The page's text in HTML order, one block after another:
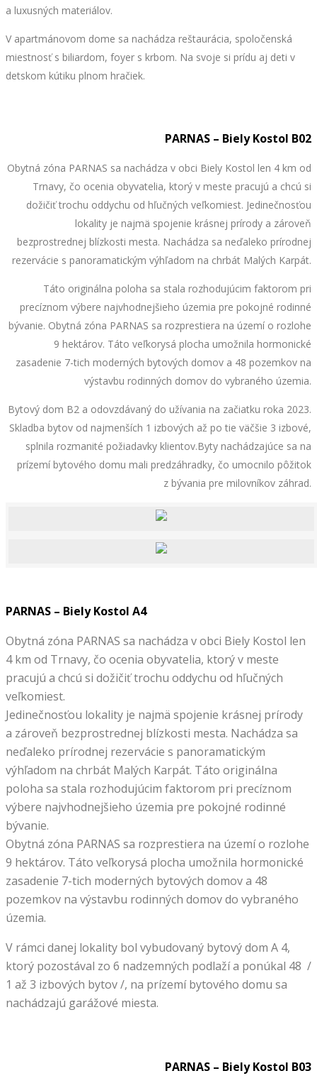
a luxusných materiálov.
V apartmánovom dome sa nachádza reštaurácia, spoločenská
miestnosť s biliardom, foyer s krbom. Na svoje si prídu aj deti v
detskom kútiku plnom hračiek.
PARNAS – Biely Kostol B02
Obytná zóna PARNAS sa nachádza v obci Biely Kostol len 4 km od
Trnavy, čo ocenia obyvatelia, ktorý v meste pracujú a chcú si
dožičiť trochu oddychu od hľučných veľkomiest. Jedinečnosťou
lokality je najmä spojenie krásnej prírody a zároveň
bezprostrednej blízkosti mesta. Nachádza sa neďaleko prírodnej
rezervácie s panoramatickým výhľadom na chrbát Malých Karpát.
Táto originálna poloha sa stala rozhodujúcim faktorom pri
precíznom výbere najvhodnejšieho územia pre pokojné rodinné
bývanie. Obytná zóna PARNAS sa rozprestiera na území o rozlohe
9 hektárov. Táto veľkorysá plocha umožnila hormonické
zasadenie 7-tich moderných bytových domov a 48 pozemkov na
výstavbu rodinných domov do vybraného územia.
Bytový dom B2 a odovzdávaný do užívania na začiatku roka 2023.
Skladba bytov od najmenších 1 izbových až po tie väčšie 3 izbové,
splnila rozmanité požiadavky klientov.Byty nachádzajúce sa na
prízemí bytového domu mali predzáhradky, čo umocnilo pôžitok
z bývania pre milovníkov záhrad.
PARNAS – Biely Kostol A4
Obytná zóna PARNAS sa nachádza v obci Biely Kostol len
4 km od Trnavy, čo ocenia obyvatelia, ktorý v meste
pracujú a chcú si dožičiť trochu oddychu od hľučných
veľkomiest.
Jedinečnosťou lokality je najmä spojenie krásnej prírody
a zároveň bezprostrednej blízkosti mesta. Nachádza sa
neďaleko prírodnej rezervácie s panoramatickým
výhľadom na chrbát Malých Karpát. Táto originálna
poloha sa stala rozhodujúcim faktorom pri precíznom
výbere najvhodnejšieho územia pre pokojné rodinné
bývanie.
Obytná zóna PARNAS sa rozprestiera na území o rozlohe
9 hektárov. Táto veľkorysá plocha umožnila hormonické
zasadenie 7-tich moderných bytových domov a 48
pozemkov na výstavbu rodinných domov do vybraného
územia.
V rámci danej lokality bol vybudovaný bytový dom A 4,
ktorý pozostával zo 6 nadzemných podlaží a ponúkal 48 /
1 až 3 izbových bytov /, na prízemí bytového domu sa
nachádzajú garážové miesta.
PARNAS – Biely Kostol B03